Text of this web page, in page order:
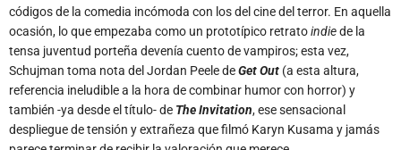
códigos de la comedia incómoda con los del cine del terror. En aquella
ocasión, lo que empezaba como un prototípico retratoindiede la
tensa juventud porteña devenía cuento de vampiros; esta vez,
Schujman toma nota del Jordan Peele deGet Out (a esta altura,
referencia ineludible a la hora de combinar humor con horror) y
también -ya desde el título- de The Invitation, ese sensacional
despliegue de tensión y extrañeza que filmó Karyn Kusama y jamás